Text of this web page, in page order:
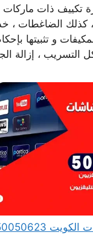
تكييف ذات ماركات
، كذلك الضاغطات
و تثبيتها
التسريب ، إزالة